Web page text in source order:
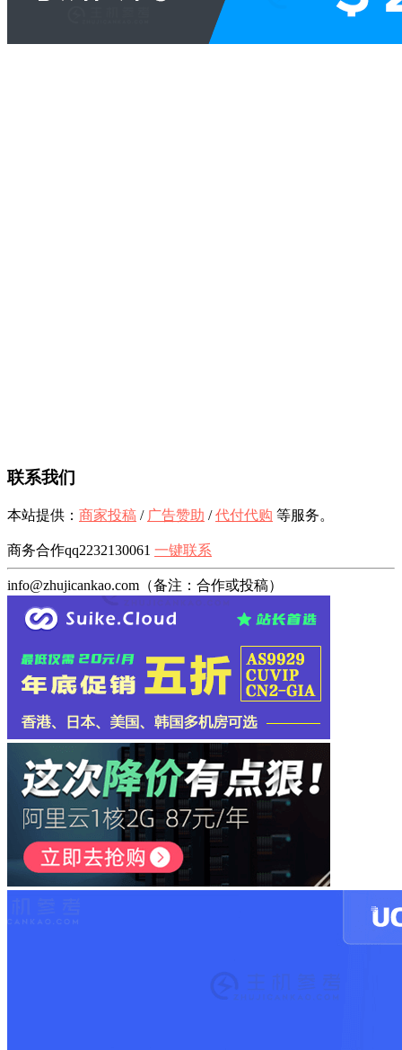
联系我们
本站提供： 商家投稿 / 广告赞助 /代付代购 等服务。
商务合作qq2232130061 一键联系
info@zhujicankao.com（备注：合作或投稿）